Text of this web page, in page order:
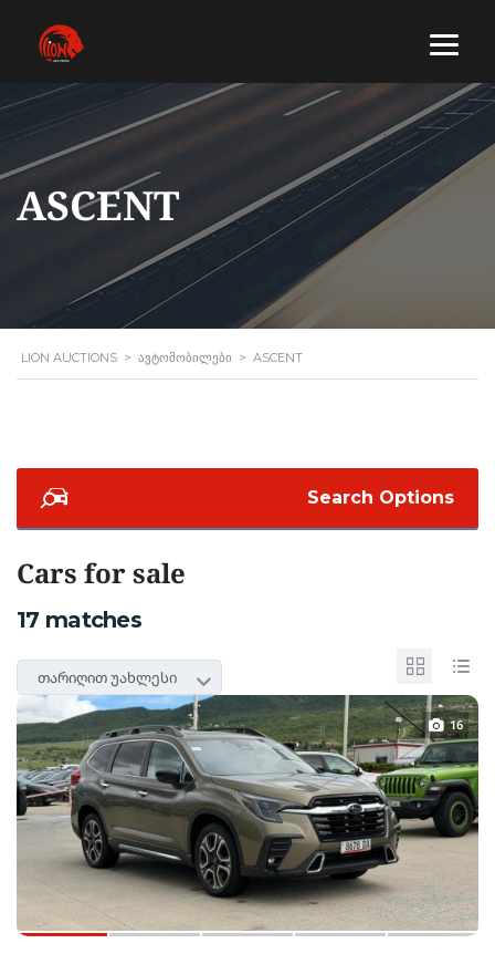
ASCENT
LION AUCTIONS > ᲐᲕᲢᲝᲛᲝᲑᲘᲚᲔᲑᲘ > ASCENT
Search Options
Cars for sale
17 matches
თარიღით უახლესი
16